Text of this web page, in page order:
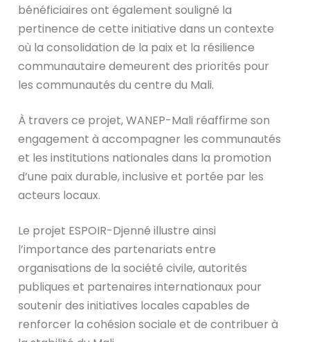
bénéficiaires ont également souligné la
pertinence de cette initiative dans un contexte
où la consolidation de la paix et la résilience
communautaire demeurent des priorités pour
les communautés du centre du Mali.
À travers ce projet, WANEP-Mali réaffirme son
engagement à accompagner les communautés
et les institutions nationales dans la promotion
d’une paix durable, inclusive et portée par les
acteurs locaux.
Le projet ESPOIR-Djenné illustre ainsi
l’importance des partenariats entre
organisations de la société civile, autorités
publiques et partenaires internationaux pour
soutenir des initiatives locales capables de
renforcer la cohésion sociale et de contribuer à